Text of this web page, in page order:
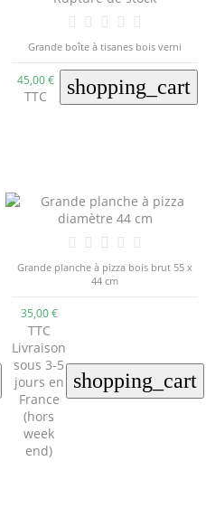
Grande boîte à tisanes bois verni
45,00 €
TTC shopping_cart
Grande planche à pizza bois brut 55 x
44 cm
35,00 €
TTC
Livraison
sous 3-5
jours en
France
(hors
week
end)
shopping_cart